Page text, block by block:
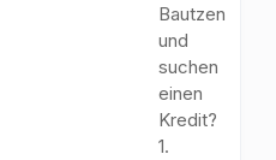
Bautzen
und
suchen
einen
Kredit?
1.